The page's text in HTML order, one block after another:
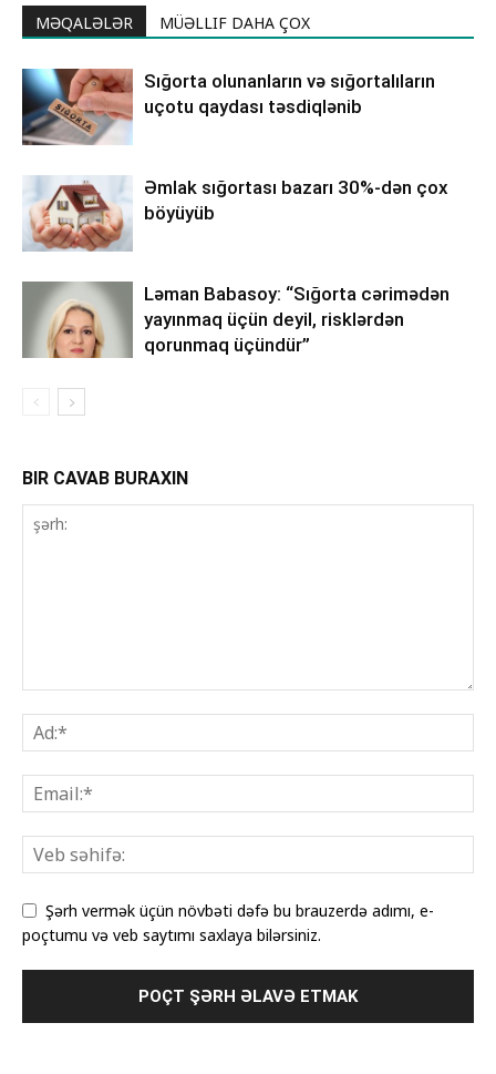
MƏQALƏLƏR MÜƏLLIF DAHA ÇOX
Sığorta olunanların və sığortalıların
uçotu qaydası təsdiqlənib
Əmlak sığortası bazarı 30%-dən çox
böyüyüb
Ləman Babasoy: “Sığorta cərimədən
yayınmaq üçün deyil, risklərdən
qorunmaq üçündür”
BIR CAVAB BURAXIN
Şərh vermək üçün növbəti dəfə bu brauzerdə adımı, e-
poçtumu və veb saytımı saxlaya bilərsiniz.